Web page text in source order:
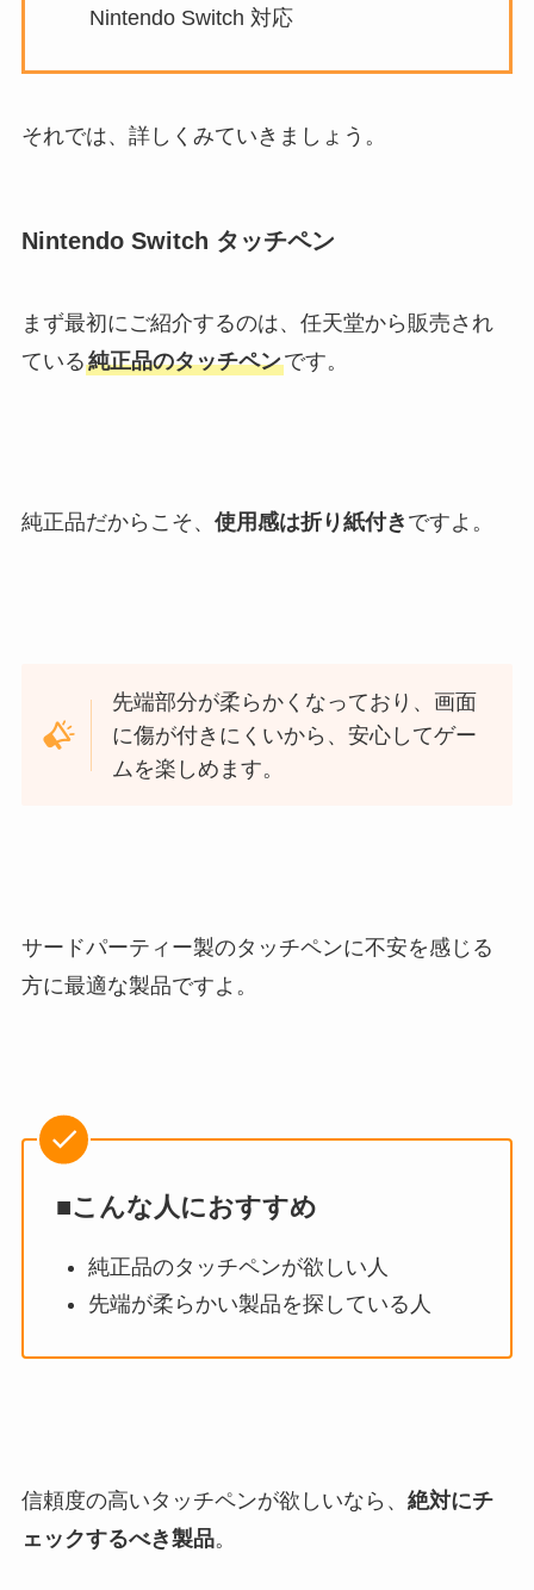
Nintendo Switch 対応
それでは、詳しくみていきましょう。
Nintendo Switch タッチペン
まず最初にご紹介するのは、任天堂から販売され
ている純正品のタッチペンです。
純正品だからこそ、 使用感は折り紙付き ですよ。
先端部分が柔らかくなっており、画面
に傷が付きにくいから、安心してゲー
ムを楽しめます。
サードパーティー製のタッチペンに不安を感じる
方に最適な製品ですよ。
■こんな人におすすめ
純正品のタッチペンが欲しい人
先端が柔らかい製品を探している人
信頼度の高いタッチペンが欲しいなら、 絶対にチ
ェックするべき製品。